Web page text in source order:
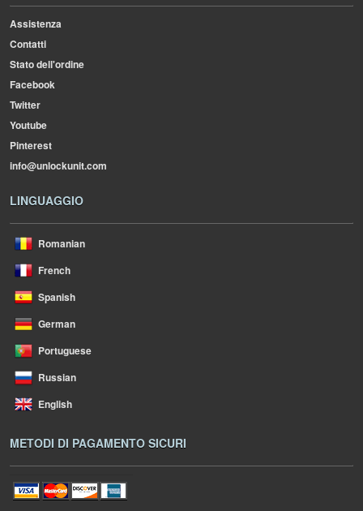
Assistenza
Contatti
Stato dell'ordine
Facebook
Twitter
Youtube
Pinterest
info@unlockunit.com
LINGUAGGIO
Romanian
French
Spanish
German
Portuguese
Russian
English
METODI DI PAGAMENTO SICURI